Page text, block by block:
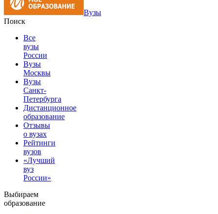
Вузы
Поиск
Все
вузы
России
Вузы
Москвы
Вузы
Санкт-
Петербурга
Дистанционное
образование
Отзывы
о вузах
Рейтинги
вузов
«Лучший
вуз
России»
Выбираем
образование